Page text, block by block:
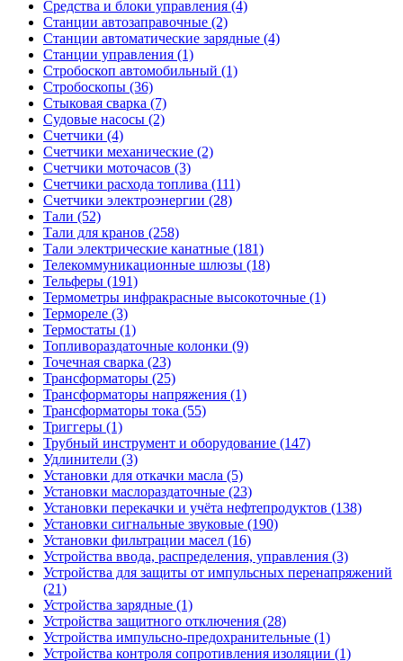
Средства и блоки управления (4)
Станции автозаправочные (2)
Станции автоматические зарядные (4)
Станции управления (1)
Стробоскоп автомобильный (1)
Стробоскопы (36)
Стыковая сварка (7)
Судовые насосы (2)
Счетчики (4)
Счетчики механические (2)
Счетчики моточасов (3)
Счетчики расхода топлива (111)
Счетчики электроэнергии (28)
Тали (52)
Тали для кранов (258)
Тали электрические канатные (181)
Телекоммуникационные шлюзы (18)
Тельферы (191)
Термометры инфракрасные высокоточные (1)
Термореле (3)
Термостаты (1)
Топливораздаточные колонки (9)
Точечная сварка (23)
Трансформаторы (25)
Трансформаторы напряжения (1)
Трансформаторы тока (55)
Триггеры (1)
Трубный инструмент и оборудование (147)
Удлинители (3)
Установки для откачки масла (5)
Установки маслораздаточные (23)
Установки перекачки и учёта нефтепродуктов (138)
Установки сигнальные звуковые (190)
Установки фильтрации масел (16)
Устройства ввода, распределения, управления (3)
Устройства для защиты от импульсных перенапряжений
(21)
Устройства зарядные (1)
Устройства защитного отключения (28)
Устройства импульсно-предохранительные (1)
Устройства контроля сопротивления изоляции (1)